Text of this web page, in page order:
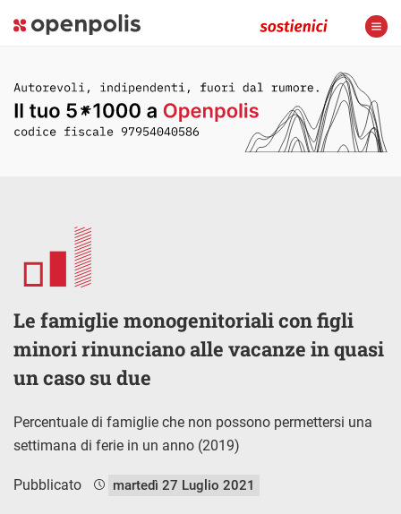
Le famiglie monogenitoriali con figli
minori rinunciano alle vacanze in quasi
un caso su due
Percentuale di famiglie che non possono permettersi una
settimana di ferie in un anno (2019)
Pubblicato martedì 27 Luglio 2021